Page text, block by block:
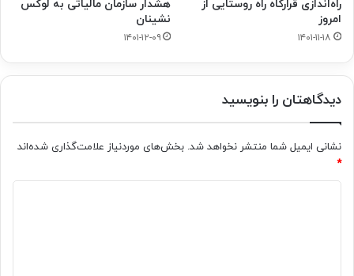
راه‌اندازی قرارگاه راه روستایی از
امروز
۱۴۰۱-۱۱-۱۸
هشدار سازمان مالیاتی به لوکس
نشینان
۱۴۰۱-۱۲-۰۹
دیدگاهتان را بنویسید
نشانی ایمیل شما منتشر نخواهد شد. بخش‌های موردنیاز علامت‌گذاری شده‌اند
*